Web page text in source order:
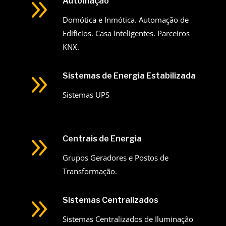
9
Domótica e Inmótica. Automação de
Edificios. Casa Inteligentes. Parceiros
KNX.
9 Sistemas de Energia Estabilizada
Sistemas UPS
9 Centrais de Energia
Grupos Geradores e Postos de
Transformação.
9 Sistemas Centralizados
Sistemas Centralizados de Iluminação